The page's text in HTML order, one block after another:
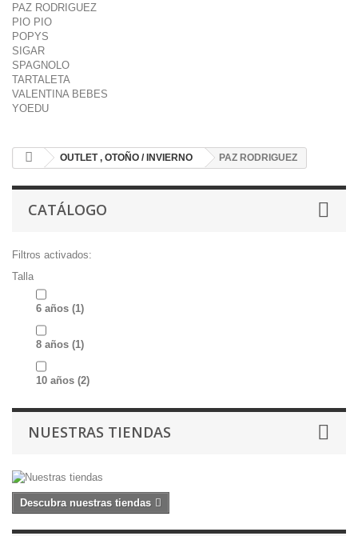
PAZ RODRIGUEZ
PIO PIO
POPYS
SIGAR
SPAGNOLO
TARTALETA
VALENTINA BEBES
YOEDU
OUTLET , OTOÑO / INVIERNO PAZ RODRIGUEZ
CATÁLOGO
Filtros activados:
Talla
6 años (1)
8 años (1)
10 años (2)
NUESTRAS TIENDAS
Descubra nuestras tiendas